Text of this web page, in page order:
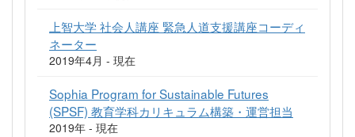
上智大学 社会人講座 緊急人道支援講座コーディ
ネーター
2019年4月 - 現在
Sophia Program for Sustainable Futures
(SPSF) 教育学科カリキュラム構築・運営担当
2019年 - 現在